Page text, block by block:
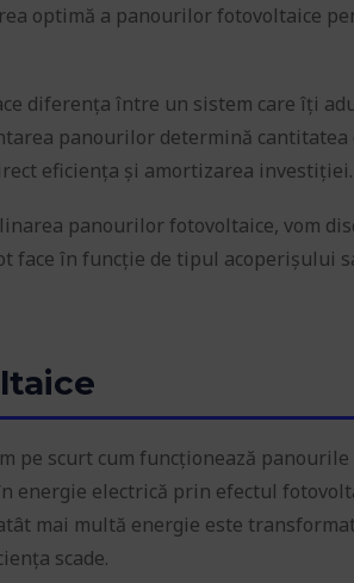
optimă a panourilor fotovoltaice
diferența între un sistem care îți
panourilor determină cantitatea
eficiența și amortizarea investiției.
panourilor fotovoltaice, vom
face în funcție de tipul acoperișului
pe scurt cum funcționează panourile
energie electrică prin efectul
mai multă energie este
scade.